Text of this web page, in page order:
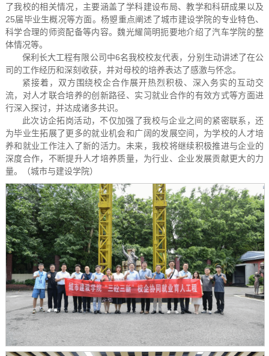
了我校的相关情况，主要涵盖了学科建设布局、教学和科研成果以及
25届毕业生概况等方面。杨曌重点阐述了城市建设学院的专业特色、
科学合理的师资配备等内容。魏光耀简明扼要地介绍了汽车学院的整
体情况等。
保利长大工程有限公司中6名我校校友代表，分别生动讲述了在公
司的工作经历和深刻收获，并对母校的培养表达了感激与怀念。
紧接着，双方围绕校企合作展开热烈积极、深入务实的互动交
流，对人才联合培养的创新路径、实习就业合作的有效方式等方面进
行深入探讨，并达成诸多共识。
此次访企拓岗活动，不仅加强了我校与企业之间的紧密联系，还
为毕业生拓展了更多的就业机会和广阔的发展空间，为学校的人才培
养和就业工作注入了新的活力。未来，我校将继续积极推进与企业的
深度合作，不断提升人才培养质量，为行业、企业发展贡献更大的力
量。（城市与建设学院）